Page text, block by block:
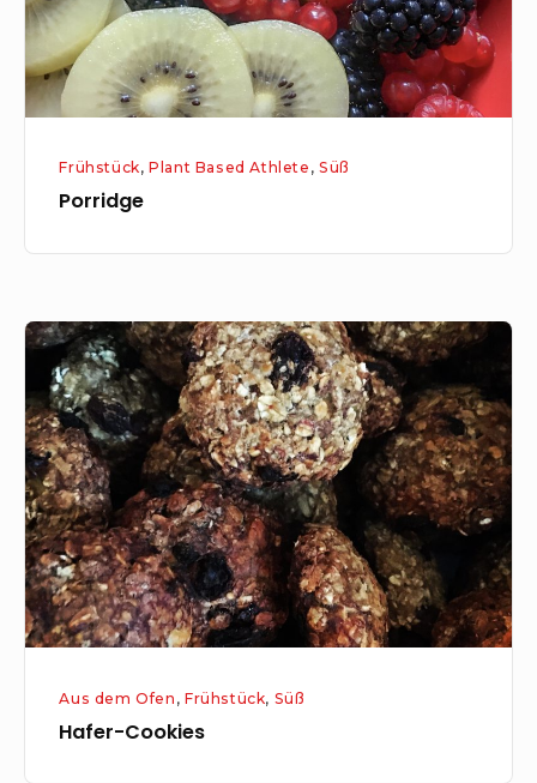
Frühstück,Plant Based Athlete , Süß
Porridge
Hafer-
Cookies
Aus dem Ofen , Frühstück, Süß
Hafer-Cookies